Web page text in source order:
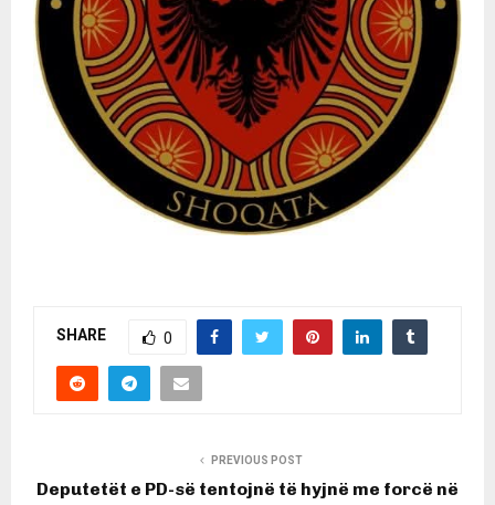
SHARE 0
PREVIOUS POST
Deputetët e PD-së tentojnë të hyjnë me forcë në